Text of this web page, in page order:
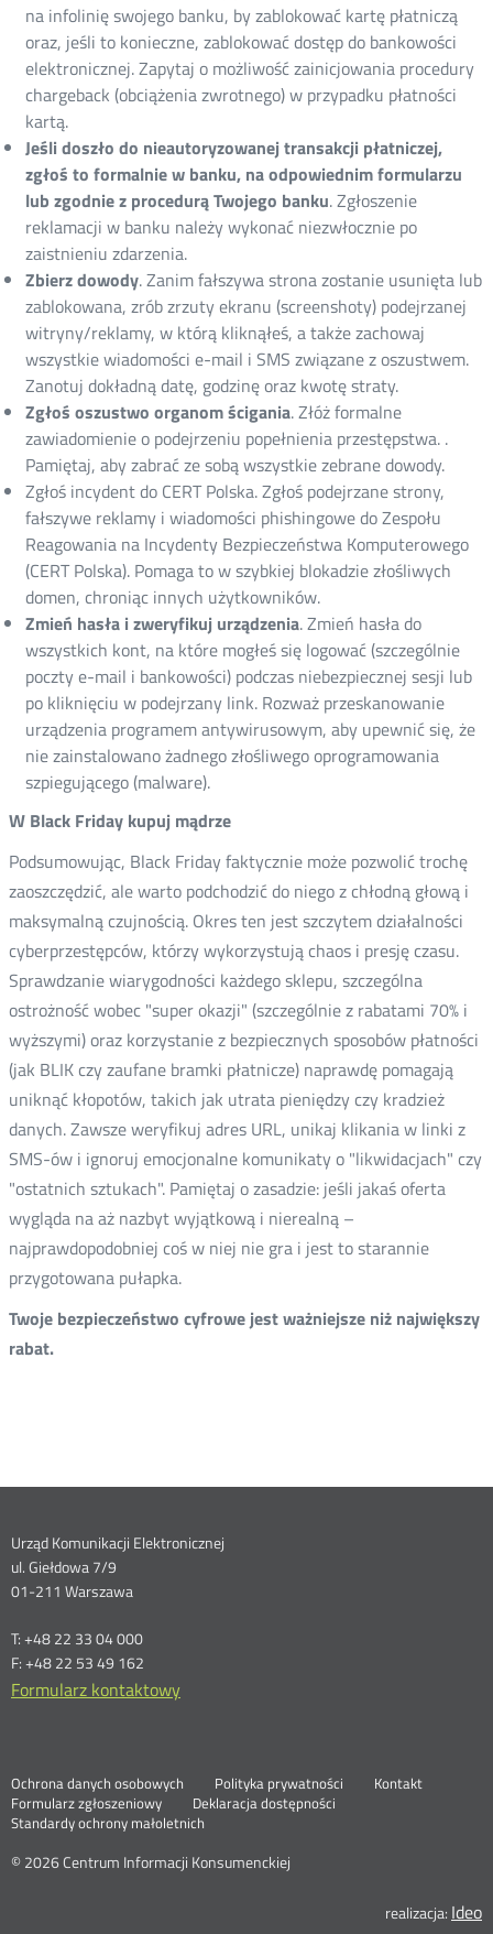
na infolinię swojego banku, by zablokować kartę płatniczą
oraz, jeśli to konieczne, zablokować dostęp do bankowości
elektronicznej. Zapytaj o możliwość zainicjowania procedury
chargeback (obciążenia zwrotnego) w przypadku płatności
kartą.
Jeśli doszło do nieautoryzowanej transakcji płatniczej,
zgłoś to formalnie w banku, na odpowiednim formularzu
lub zgodnie z procedurą Twojego banku. Zgłoszenie
reklamacji w banku należy wykonać niezwłocznie po
zaistnieniu zdarzenia.
Zbierz dowody. Zanim fałszywa strona zostanie usunięta lub
zablokowana, zrób zrzuty ekranu (screenshoty) podejrzanej
witryny/reklamy, w którą kliknąłeś, a także zachowaj
wszystkie wiadomości e-mail i SMS związane z oszustwem.
Zanotuj dokładną datę, godzinę oraz kwotę straty.
Zgłoś oszustwo organom ścigania. Złóż formalne
zawiadomienie o podejrzeniu popełnienia przestępstwa. .
Pamiętaj, aby zabrać ze sobą wszystkie zebrane dowody.
Zgłoś incydent do CERT Polska. Zgłoś podejrzane strony,
fałszywe reklamy i wiadomości phishingowe do Zespołu
Reagowania na Incydenty Bezpieczeństwa Komputerowego
(CERT Polska). Pomaga to w szybkiej blokadzie złośliwych
domen, chroniąc innych użytkowników.
Zmień hasła i zweryfikuj urządzenia. Zmień hasła do
wszystkich kont, na które mogłeś się logować (szczególnie
poczty e-mail i bankowości) podczas niebezpiecznej sesji lub
po kliknięciu w podejrzany link. Rozważ przeskanowanie
urządzenia programem antywirusowym, aby upewnić się, że
nie zainstalowano żadnego złośliwego oprogramowania
szpiegującego (malware).
W Black Friday kupuj mądrze
Podsumowując, Black Friday faktycznie może pozwolić trochę
zaoszczędzić, ale warto podchodzić do niego z chłodną głową i
maksymalną czujnością. Okres ten jest szczytem działalności
cyberprzestępców, którzy wykorzystują chaos i presję czasu.
Sprawdzanie wiarygodności każdego sklepu, szczególna
ostrożność wobec "super okazji" (szczególnie z rabatami 70% i
wyższymi) oraz korzystanie z bezpiecznych sposobów płatności
(jak BLIK czy zaufane bramki płatnicze) naprawdę pomagają
uniknąć kłopotów, takich jak utrata pieniędzy czy kradzież
danych. Zawsze weryfikuj adres URL, unikaj klikania w linki z
SMS-ów i ignoruj emocjonalne komunikaty o "likwidacjach" czy
"ostatnich sztukach". Pamiętaj o zasadzie: jeśli jakaś oferta
wygląda na aż nazbyt wyjątkową i nierealną –
najprawdopodobniej coś w niej nie gra i jest to starannie
przygotowana pułapka.
Twoje bezpieczeństwo cyfrowe jest ważniejsze niż największy
rabat.
Dane
kontaktowe
Urząd Komunikacji Elektronicznej
ul. Giełdowa 7/9
01-211 Warszawa
T: +48 22 33 04 000
F: +48 22 53 49 162
Formularz kontaktowy
Ochrona danych osobowych Polityka prywatności
Kontakt
Formularz zgłoszeniowy
Nowa
karta
Deklaracja dostępności
Standardy ochrony małoletnich
© 2026 Centrum Informacji Konsumenckiej
realizacja: Ideo